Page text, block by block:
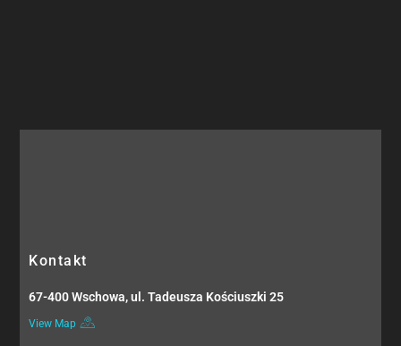
Kontakt
67-400 Wschowa, ul. Tadeusza Kościuszki 25
View Map